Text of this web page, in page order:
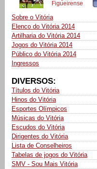
Figueirense
Sobre o Vitória
Elenco do Vitória 2014
Artilharia do Vitória 2014
Jogos do Vitória 2014
Público do Vitória 2014
Ingressos
DIVERSOS:
Títulos do Vitória
Hinos do Vitória
Esportes Olímpicos
Músicas do Vitória
Escudos do Vitória
Dirigentes do Vitória
Lista de Conselheiros
Tabelas de jogos do Vitória
SMV - Sou Mais Vitória